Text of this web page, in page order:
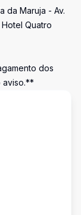
da Maruja - Av.
Quatro
dos
aviso.**